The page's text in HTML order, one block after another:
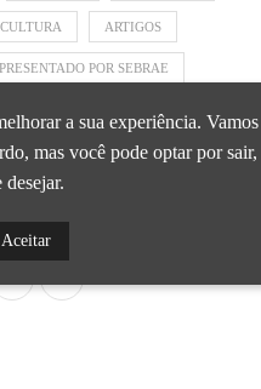
ARTIGOS
POR SEBRAE
a sua experiência. Vamos
mas você pode optar por sair,
desejar.
Aceitar